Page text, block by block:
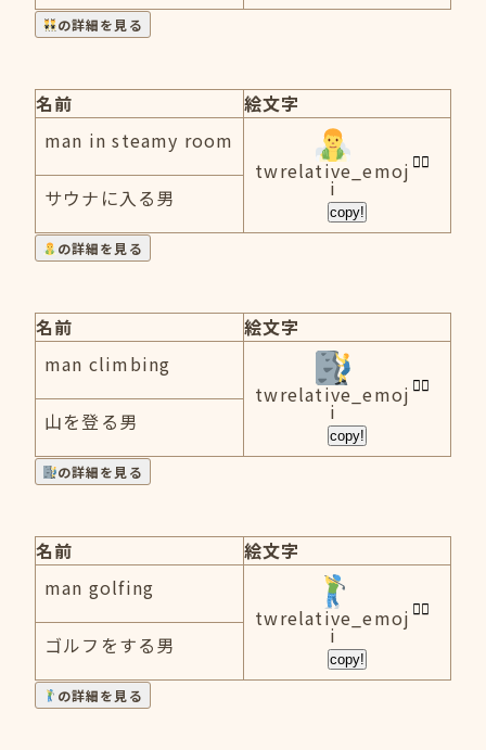
の詳細を見る
名前
絵文字
man in steamy room
twrelative_emoj
i
copy!
サウナに入る男
の詳細を見る
名前
絵文字
man climbing
twrelative_emoj
i
copy!
山を登る男
の詳細を見る
名前
絵文字
man golfing
twrelative_emoj
i
copy!
ゴルフをする男
の詳細を見る